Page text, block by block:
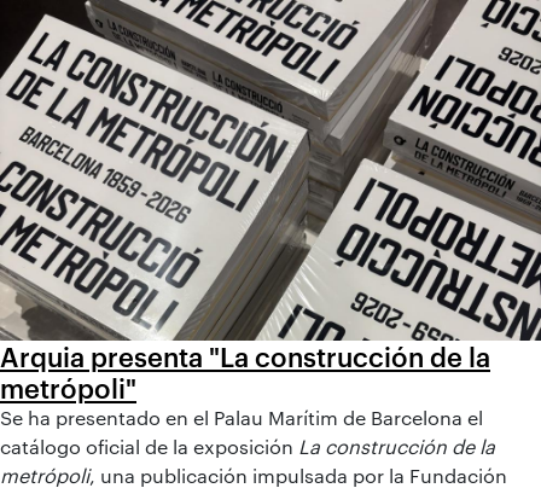
Arquia presenta "La construcción de la
metrópoli"
Se ha presentado en el Palau Marítim de Barcelona el
catálogo oficial de la exposición La construcción de la
metrópoli, una publicación impulsada por la Fundación